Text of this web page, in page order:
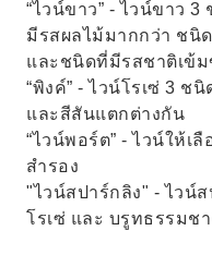
“ไวน์ขาว” - ไวน์ขาว
มีรสผลไม้มากกว่า ชนิ
และชนิดที่มีรสชาติเข้
“พิงค์” - ไวน์โรเซ่ 3 ช
และสีสันแตกต่างกัน
“ไวน์พอร์ต” - ไวน์ให้เ
สำรอง
"ไวน์สปาร์กลิง" - ไวน์
โรเซ่ และ บรูทธรรมช